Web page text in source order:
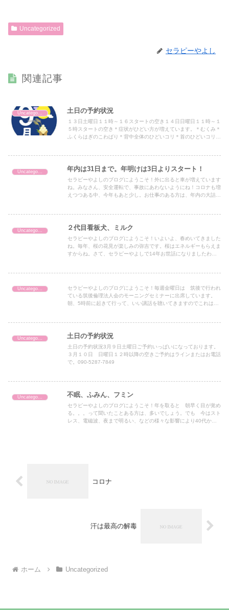
Uncategorized
セラピーやよし
関連記事
土日の予約状況
１３日土曜日１１時～１６スタートの空き１４日日曜日１１時～１
５時スタートの空き＊症状がひどい方が増えています。＊むくみ＊
ふくらはぎのこわばり＊背中全体のひどいコリ＊首のひどいコリひ
年内は31日まで。年明けは3日よりスタート！
セラピーやよしのブログにようこそ！外に出ると車が増えています
ね。みなさん、安全運転で、事故にあわないようにね！コロナも増
えつつある中、今年もあと少し。お仕事のある方は、年内の大詰め
２代目看板犬、ミルク
セラピーやよしのブログにようこそ！いよいよ、春めいてきました
ね。毎年、桜の花見が楽しみの弥吉です。桜はエネルギーもらえま
すからね。さて、セラピーやよしで14年お世話になりましたわん
Uncategorized
セラピーやよしのブログにようこそ！毎週金曜日は 筑後で行われ
ている筑後倫理法人会のモーニングセミナーに出席しています。
朝、5時前に起きて行って、いい講話を聴いてきますのでこれはシ
Uncategorized 土日の予約状況
土日の予約状況3月９日土曜日ご予約いっぱいになっております。
３月１０日 日曜日１２時以降の空きご予約はラインまたはお電話
で。090-5287-7849
Uncategorized 不眠、ふみん、フミン
セラピーやよしのブログにようこそ！年を取ると 朝早く目が覚め
る。。。って聞いたことある方は、多いでしょう。でも 今はスト
レス、電磁波、夜まで明るい、などの様々な影響により40代から
コロナ
汗は最高の解毒
ホーム Uncategorized